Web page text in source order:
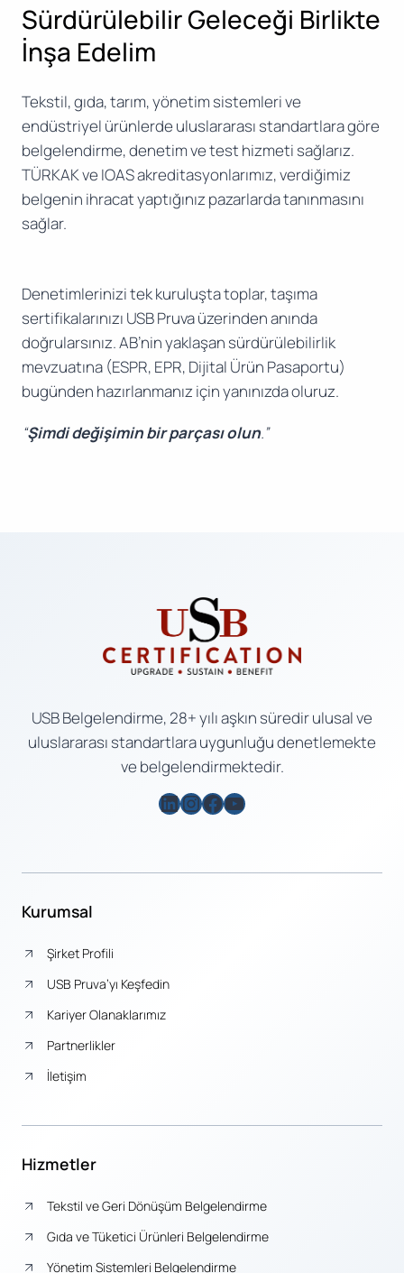
Sürdürülebilir Geleceği Birlikte
İnşa Edelim
Tekstil, gıda, tarım, yönetim sistemleri ve
endüstriyel ürünlerde uluslararası standartlara göre
belgelendirme, denetim ve test hizmeti sağlarız.
TÜRKAK ve IOAS akreditasyonlarımız, verdiğimiz
belgenin ihracat yaptığınız pazarlarda tanınmasını
sağlar.
Denetimlerinizi tek kuruluşta toplar, taşıma
sertifikalarınızı USB Pruva üzerinden anında
doğrularsınız. AB’nin yaklaşan sürdürülebilirlik
mevzuatına (ESPR, EPR, Dijital Ürün Pasaportu)
bugünden hazırlanmanız için yanınızda oluruz.
“Şimdi değişimin bir parçası olun.”
USB Belgelendirme, 28+ yılı aşkın süredir ulusal ve
uluslararası standartlara uygunluğu denetlemekte
ve belgelendirmektedir.
LinkedIn
Instagram
Facebook
YouTube
Kurumsal
Şirket Profili
USB Pruva’yı Keşfedin
Kariyer Olanaklarımız
Partnerlikler
İletişim
Hizmetler
Tekstil ve Geri Dönüşüm Belgelendirme
Gıda ve Tüketici Ürünleri Belgelendirme
Yönetim Sistemleri Belgelendirme